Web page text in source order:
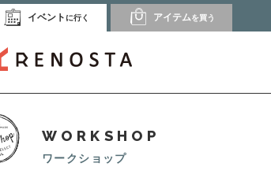
イベント に行く アイテムを買う
WORKSHOP
ワークショップ